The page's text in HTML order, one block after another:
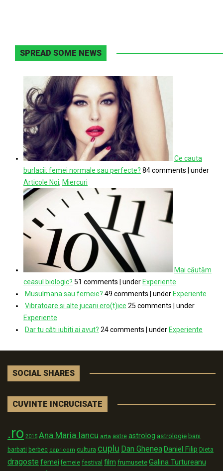
SPREAD SOME NEWS
Ce cauta
burlacii: femei normale sau perfecte? 84 comments
under
Articole Noi, Miercuri
Mai căutăm
ceasul biologic? 51 comments under Experiente
Musulmana sau femeie? 49 comments under Experiente
Vibratoare si alte jucarii ero(t)ice 25 comments
under
Experiente
Dar tu câti iubiti ai avut? 24 comments under Experiente
SOCIAL SHARES
CUVINTE INCRUCISATE
.ro 2015 Ana Maria Iancu arta astre astrolog astrologie bani
barbati berbec capricorn cultura cuplu Dan Ghenea Daniel Filip Dieta
dragoste femei femeie festival film frumusete Galina Turtureanu